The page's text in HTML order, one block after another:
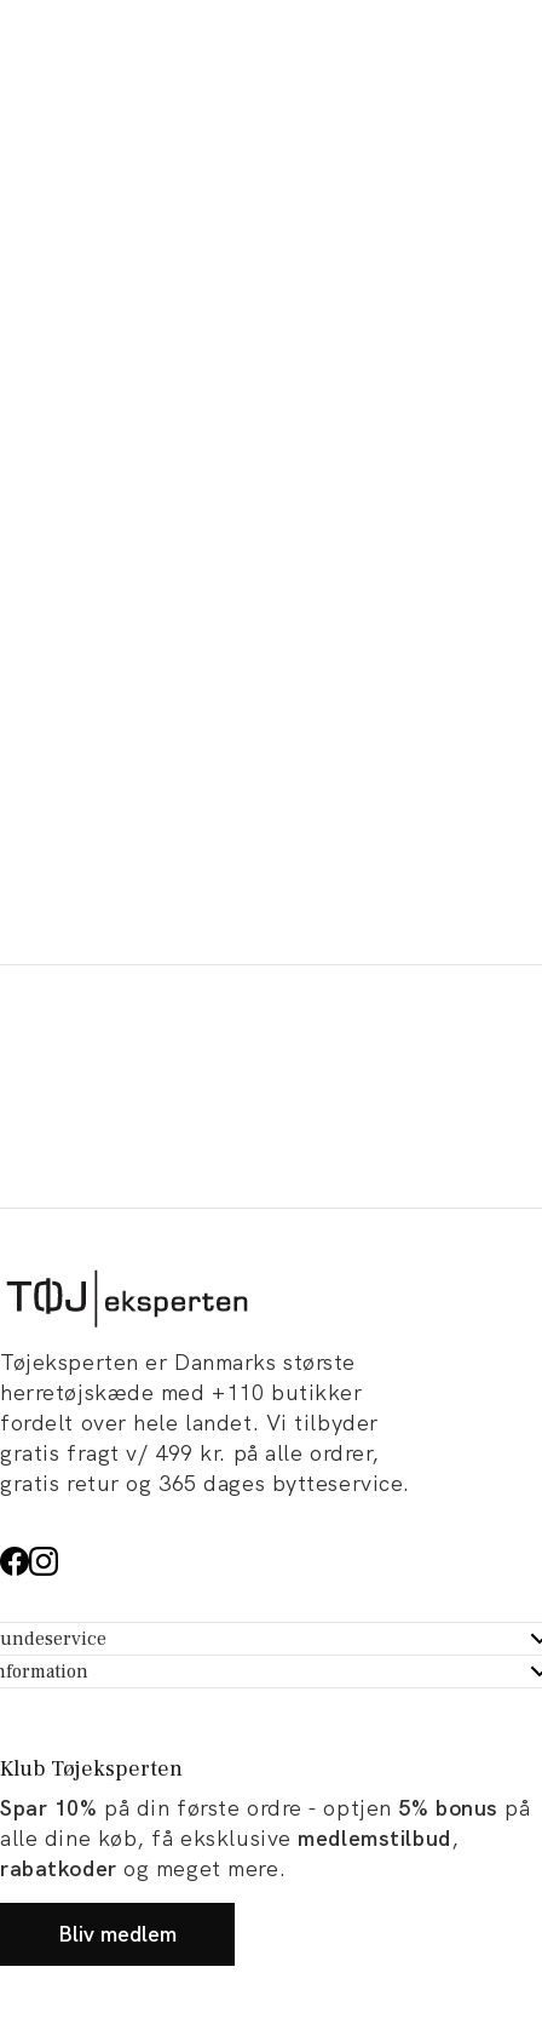
Tøjeksperten er Danmarks største
herretøjskæde med +110 butikker
fordelt over hele landet. Vi tilbyder
gratis fragt v/ 499 kr. på alle ordrer,
gratis retur og 365 dages bytteservice.
- Hjælpecenter
dit køb
Tøjeksperten
og artikler
og karriere
Klub Tøjeksperten
Spar 10% på din første ordre - optjen 5% bonus på
alle dine køb, få eksklusive medlemstilbud,
rabatkoder og meget mere.
Bliv medlem